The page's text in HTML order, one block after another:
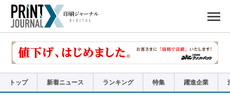
で
リ
トップ 新着ニュース ランキング 特集 躍進企業